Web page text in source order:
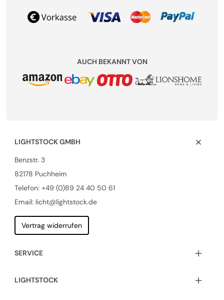
AUCH BEKANNT VON
LIGHTSTOCK GMBH
Benzstr. 3
82178 Puchheim
Telefon: +49 (0)89 24 40 50 61
Email: licht@lightstock.de
Vertrag widerrufen
SERVICE
LIGHTSTOCK